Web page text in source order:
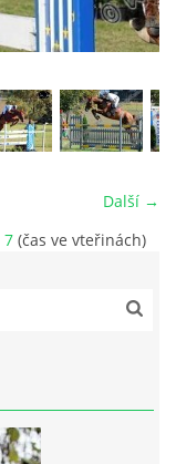
Další →
7 (čas ve vteřinách)